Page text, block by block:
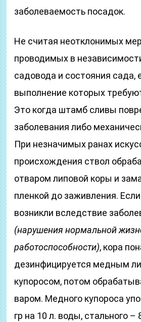
заболеваемость посадок.
Не считая неотклонимых
проводимых в
садовода и состояния сада,
выполнение которых
Это когда штамб сливы
заболевания либо
При незначимых ранах
происхождения ствол
отваром липовой коры и
пленкой до заживления.
возникли вследствие
(нарушения нормальной
работоспособности), кора
дезинфицируется медным
купоросом, потом
варом. Медного купороса
гр на 10 л. воды, стального –